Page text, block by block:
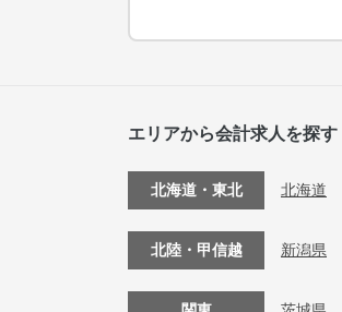
エリアから会計求人を探す
北海道・東北 北海道
北陸・甲信越 新潟県